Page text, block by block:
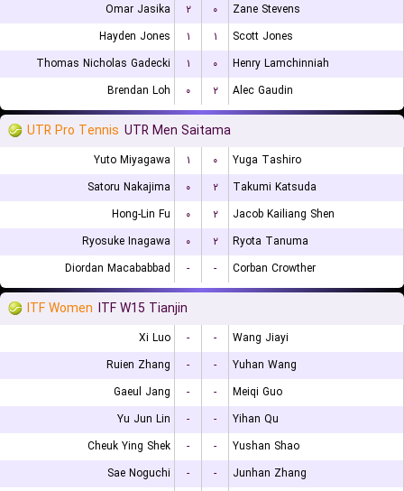
Omar Jasika
۲ ۰
Zane Stevens
Hayden Jones
۱ ۱
Scott Jones
Thomas Nicholas Gadecki
۱ ۰
Henry Lamchinniah
Brendan Loh
۰ ۲ Alec Gaudin
UTR Pro Tennis UTR Men Saitama
Yuto Miyagawa ۱ ۰
Yuga Tashiro
Satoru Nakajima
۰ ۲
Takumi Katsuda
Hong-Lin Fu
۰ ۲
Jacob Kailiang Shen
Ryosuke Inagawa
۰ ۲
Ryota Tanuma
Diordan Macababbad
- - Corban Crowther
ITF Women ITF W15 Tianjin
Xi Luo - -
Wang Jiayi
Ruien Zhang
- -
Yuhan Wang
Gaeul Jang
- -
Meiqi Guo
Yu Jun Lin
- -
Yihan Qu
Cheuk Ying Shek
- -
Yushan Shao
Sae Noguchi
- -
Junhan Zhang